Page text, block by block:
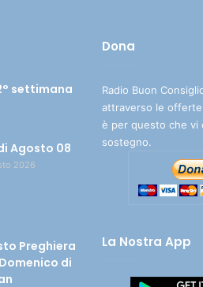
settimana
Agosto 08
2026
Preghiera
di
Dona
Radio Buon
attraverso le
è per questo che vi
sostegno.
La Nostra App